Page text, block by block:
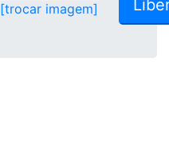
[trocar imagem]